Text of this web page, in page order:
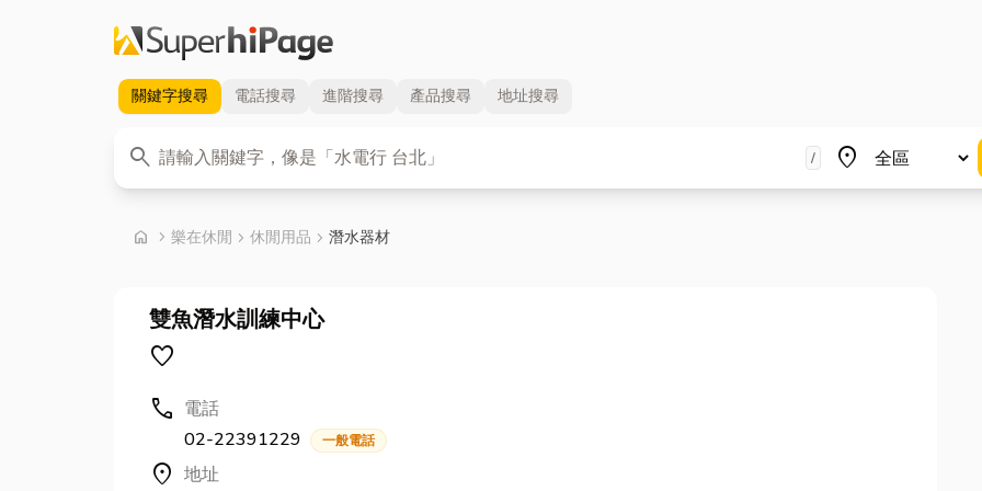
關鍵字搜尋 電話搜尋 進階搜尋 產品搜尋 地址搜尋
search
關鍵字 / place
地區
home chevron_right 首頁
樂在休閒 chevron_right 休閒用品 chevron_right 潛水器材
雙魚潛水訓練中心
favorite
call 電話
02-22391229
一般電話
location_on 地址